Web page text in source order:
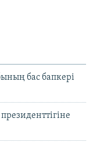
бас бапкері